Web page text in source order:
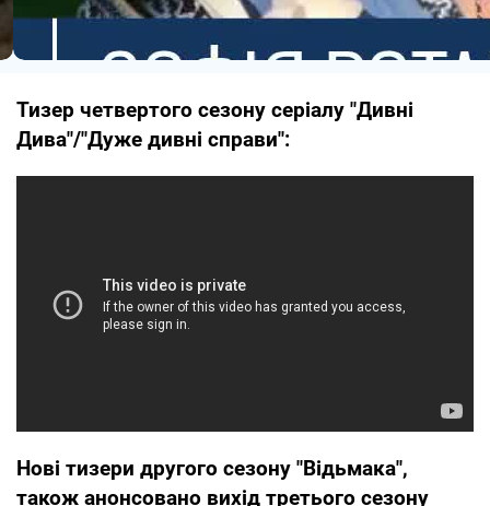
Тизер четвертого сезону серіалу "Дивні
Дива"/"Дуже дивні справи":
Нові тизери другого сезону "Відьмака",
також анонсовано вихід третього сезону